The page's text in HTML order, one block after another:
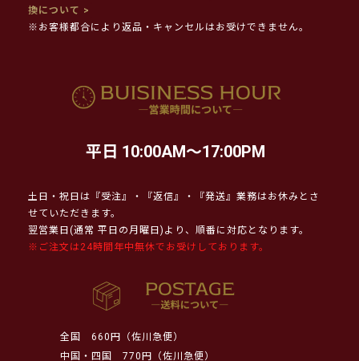
換について >
※お客様都合により返品・キャンセルはお受けできません。
平日 10:00AM～17:00PM
土日・祝日は『受注』・『返信』・『発送』業務はお休みとさ
せていただきます。
翌営業日(通常 平日の月曜日)より、順番に対応となります。
※ご注文は24時間年中無休でお受けしております。
全国
660円（佐川急便）
中国・四国
770円（佐川急便）